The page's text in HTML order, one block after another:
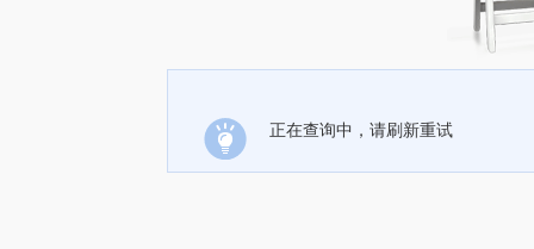
正在查询中，请刷新重试